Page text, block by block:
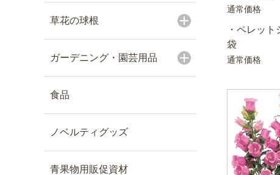
草花の球根
ガーデニング・園芸用品
食品
ノベルティグッズ
青果物用販促資材
通常価格
・ペレッ
袋
通常価格